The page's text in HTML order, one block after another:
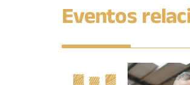
Eventos